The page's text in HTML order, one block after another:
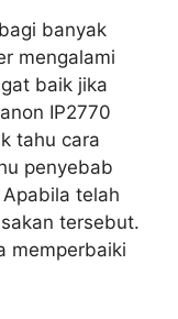
banyak
mengalami
baik jika
IP2770
tahu cara
penyebab
telah
tersebut.
memperbaiki